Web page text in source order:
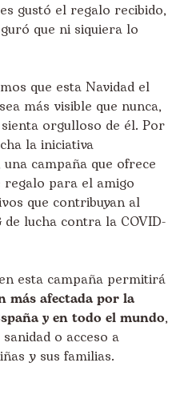
gustó el regalo recibido,
que ni siquiera lo
que esta Navidad el
más visible que nunca,
orgulloso de él. Por
la iniciativa
una campaña que ofrece
para el amigo
que contribuyan al
lucha contra la COVID-
esta campaña permitirá
más afectada por la
y en todo el mundo,
o acceso a
y sus familias.